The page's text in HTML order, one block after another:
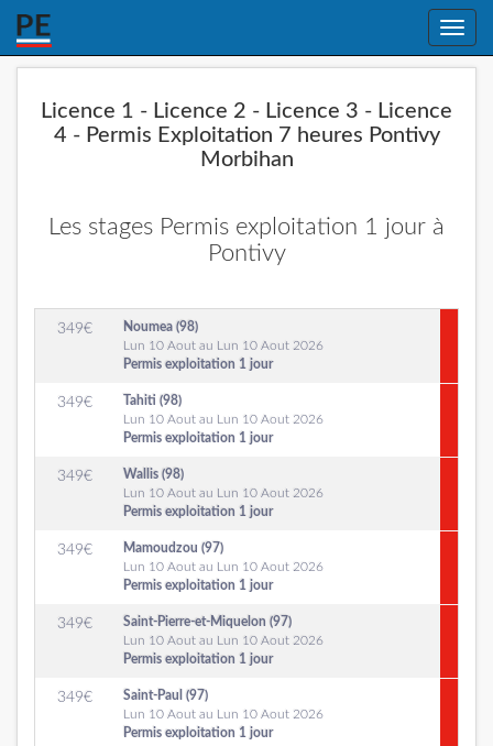
Toggle
Licence 1 - Licence 2 - Licence 3 - Licence
4 - Permis Exploitation 7 heures Pontivy
Morbihan
Les stages Permis exploitation 1 jour à
Pontivy
349€
Noumea (98)
Lun 10 Aout au Lun 10 Aout 2026
Permis exploitation 1 jour
349€
Tahiti (98)
Lun 10 Aout au Lun 10 Aout 2026
Permis exploitation 1 jour
349€
Wallis (98)
Lun 10 Aout au Lun 10 Aout 2026
Permis exploitation 1 jour
349€
Mamoudzou (97)
Lun 10 Aout au Lun 10 Aout 2026
Permis exploitation 1 jour
349€
Saint-Pierre-et-Miquelon (97)
Lun 10 Aout au Lun 10 Aout 2026
Permis exploitation 1 jour
349€
Saint-Paul (97)
Lun 10 Aout au Lun 10 Aout 2026
Permis exploitation 1 jour